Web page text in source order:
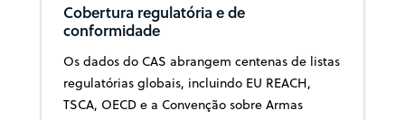
Cobertura regulatória e de
conformidade
Os dados do CAS abrangem centenas de listas
regulatórias globais, incluindo EU REACH,
TSCA, OECD e a Convenção sobre Armas